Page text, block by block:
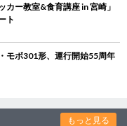
ー教室&食育講座 in 宮崎」
ト
モボ301形、運行開始55周年
もっと見る